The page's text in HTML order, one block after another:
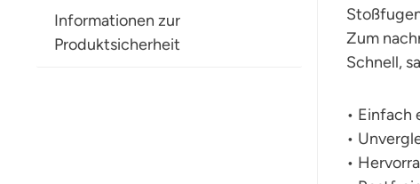
Informationen zur
Produktsicherheit
Zum
Schnell,
• Einfach
•
•